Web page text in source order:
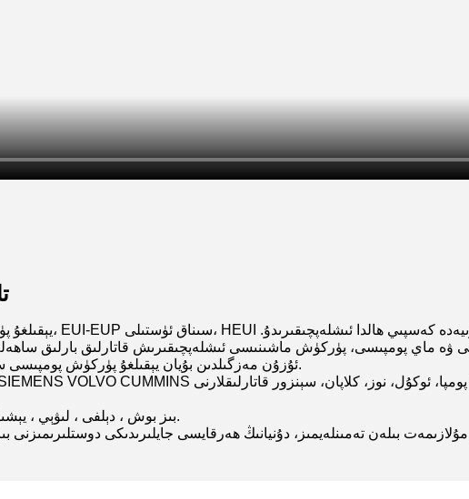
ئۇزۇن مەزگىلدىن بۇيان يېقىلغۇ پۈركۈش پومپىسى سىناق ئۈسكۈنىلىرىنى ئىشلەپچىقىرىشتا مۇتەخەسسىس بولۇپ كەلگەن.
3. بىز بوش ، دېلفى ، لىۋېي ، يېشىل كۈچ ، ۋېيفۇ ، شىڭما ئېك. ماركا ۋاكالەتچىسى ، سېتىش چېمپىيونى.
بىلەن تەمىنلەيمىز، دۇنيانىڭ ھەرقايسى جايلىرىدىكى